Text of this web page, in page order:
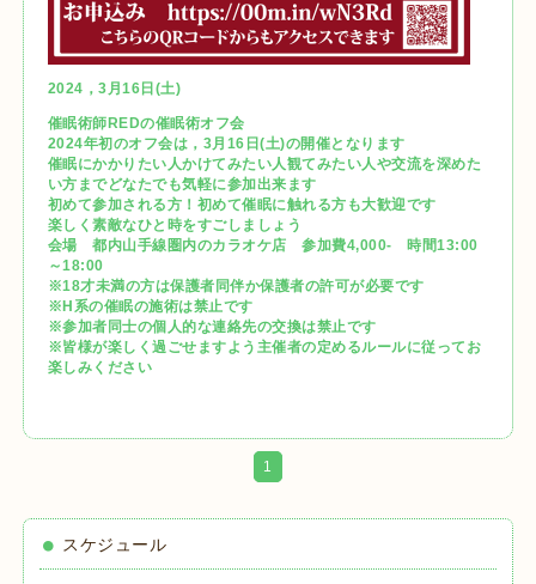
2024，3月16日(土)
催眠術師REDの催眠術オフ会
2024年初のオフ会は，3月16日(土)の開催となります
催眠にかかりたい人かけてみたい人観てみたい人や交流を深めた
い方までどなたでも気軽に参加出来ます
初めて参加される方！初めて催眠に触れる方も大歓迎です
楽しく素敵なひと時をすごしましょう
会場 都内山手線圏内のカラオケ店 参加費4,000- 時間13:00
～18:00
※18才未満の方は保護者同伴か保護者の許可が必要です
※H系の催眠の施術は禁止です
※参加者同士の個人的な連絡先の交換は禁止です
※皆様が楽しく過ごせますよう主催者の定めるルールに従ってお
楽しみください
1
スケジュール